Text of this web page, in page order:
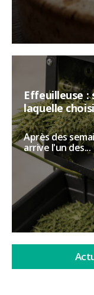
Effeuilleuse :
laquelle
Après des
arrive l'un des...